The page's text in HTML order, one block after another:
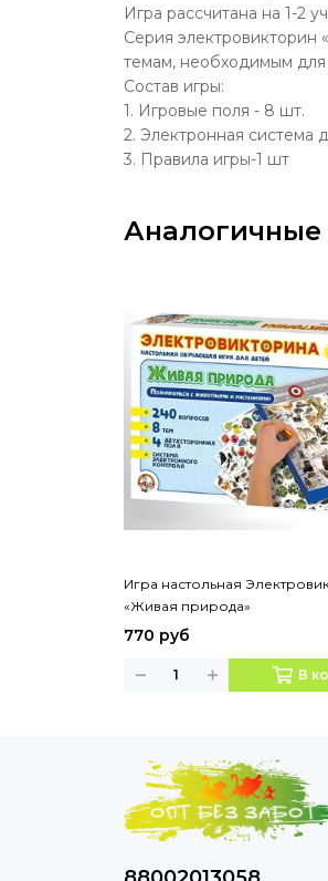
Игра рассчитана на 1-2
Серия электровикторин
темам, необходимым для
Состав игры:
1. Игровые поля - 8 шт.
2. Электронная система
3. Правила игры-1 шт
Аналогичные
Игра настольная
«Живая природа»
770 руб
В